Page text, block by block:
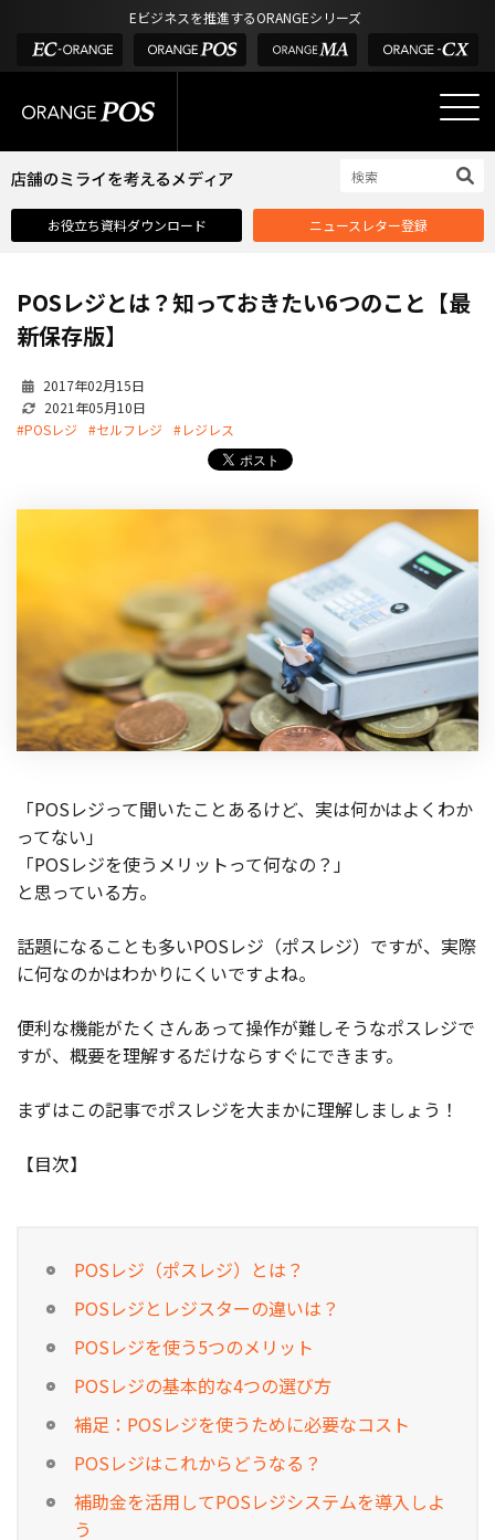
Eビジネスを推進するORANGEシリーズ
タッチパネル式カスタマーディスプレイ
インフラ環境・サポート
業界別ソリューション
酒販・ワイン
サロン
導入・補助金
デジタル化・AI導入補助金
POS お役立ち情報
店舗のミライを考えるメディア
03-6432-0346
電話受付：平日 10:00~17:00
お役立ち資料ダウンロード ニュースレター登録
POSレジとは？知っておきたい6つのこと【最
新保存版】
2017年02月15日
2021年05月10日
#POSレジ
#セルフレジ #レジレス
「POSレジって聞いたことあるけど、実は何かはよくわか
ってない」
「POSレジを使うメリットって何なの？」
と思っている方。
話題になることも多いPOSレジ（ポスレジ）ですが、実際
に何なのかはわかりにくいですよね。
便利な機能がたくさんあって操作が難しそうなポスレジで
すが、概要を理解するだけならすぐにできます。
まずはこの記事でポスレジを大まかに理解しましょう！
【目次】
POSレジ（ポスレジ）とは？
POSレジとレジスターの違いは？
POSレジを使う5つのメリット
POSレジの基本的な4つの選び方
補足：POSレジを使うために必要なコスト
POSレジはこれからどうなる？
補助金を活用してPOSレジシステムを導入しよ
う